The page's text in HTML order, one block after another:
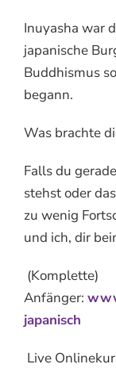
Inuyasha war
japanische
Buddhismus
begann.
Was brachte
Falls du
stehst oder
zu wenig
und ich, dir
(Komplette)
Anfänger:
japanisch
Live